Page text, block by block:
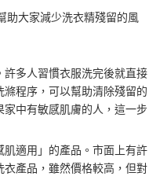
助大家減少洗衣精殘留的風
多人習慣衣服洗完後就直接
程序，可以幫助清除殘留的
中有敏感肌膚的人，這一步
適用」的產品。市面上有許
產品，雖然價格較高，但對